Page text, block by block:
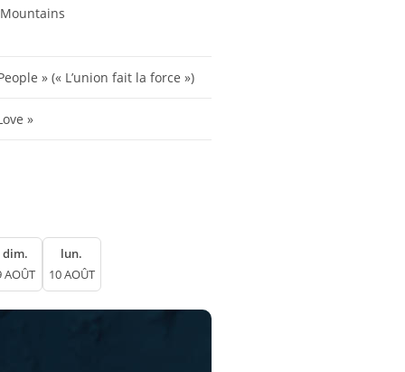
» (« L’union fait la force »)
»
dim.
AOÛT
lun.
10 AOÛT